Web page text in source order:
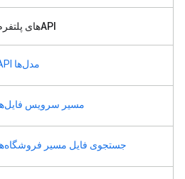
APIهای پلتفرم
مدل‌ها API
مسیر سرویس
جستجوی فایل مسیر